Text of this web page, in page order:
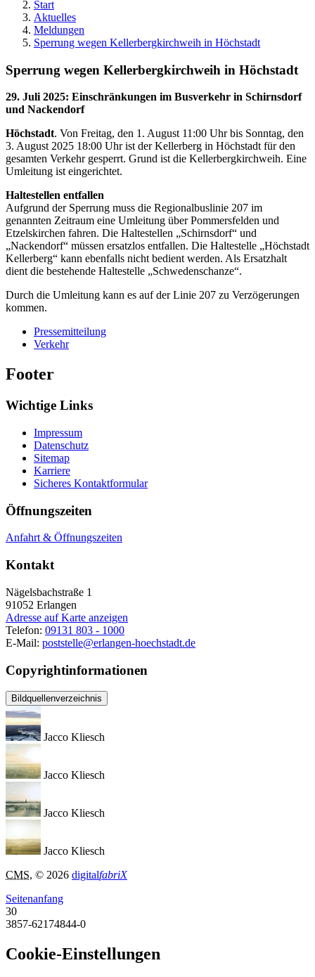
Start
Aktuelles
Meldungen
Sperrung wegen Kellerbergkirchweih in Höchstadt
Sperrung wegen Kellerbergkirchweih in Höchstadt
29. Juli 2025: Einschränkungen im Busverkehr in Schirnsdorf
und Nackendorf
Höchstadt. Von Freitag, den 1. August 11:00 Uhr bis Sonntag, den
3. August 2025 18:00 Uhr ist der Kellerberg in Höchstadt für den
gesamten Verkehr gesperrt. Grund ist die Kellerbergkirchweih. Eine
Umleitung ist eingerichtet.
Haltestellen entfallen
Aufgrund der Sperrung muss die Regionalbuslinie 207 im
genannten Zeitraum eine Umleitung über Pommersfelden und
Etzelskirchen fahren. Die Haltestellen „Schirnsdorf“ und
„Nackendorf“ müssen ersatzlos entfallen. Die Haltestelle „Höchstadt
Kellerberg“ kann ebenfalls nicht bedient werden. Als Ersatzhalt
dient die bestehende Haltestelle „Schwedenschanze“.
Durch die Umleitung kann es auf der Linie 207 zu Verzögerungen
kommen.
Pressemitteilung
Verkehr
Footer
Wichtige Links
Impressum
Datenschutz
Sitemap
Karriere
Sicheres Kontaktformular
Öffnungszeiten
Anfahrt & Öffnungszeiten
Kontakt
Nägelsbachstraße 1
91052 Erlangen
Adresse auf Karte anzeigen
Telefon: 09131 803 - 1000
E-Mail: poststelle@erlangen-hoechstadt.de
Copyrightinformationen
Bildquellenverzeichnis
Jacco Kliesch
Jacco Kliesch
Jacco Kliesch
Jacco Kliesch
CMS, © 2026 digitalfabriX
Seitenanfang
30
3857-62174844-0
Cookie-Einstellungen